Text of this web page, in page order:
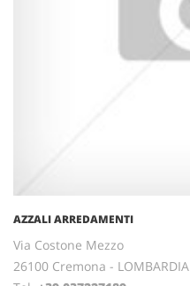
AZZALI ARREDAMENTI
Via Costone Mezzo
26100 Cremona - LOMBARDIA